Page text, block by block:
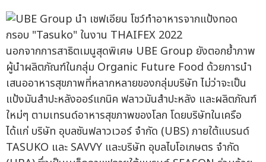
นอกจากการสาธิตเมนูสุดพิเศษ UBE Group ยังตอกย้ำภาพ
ผู้นำผลิตภัณฑ์ในกลุ่ม Organic Future Food ด้วยการนำ
เสนออาหารสุขภาพที่หลากหลายของกลุ่มบริษัท ไม่ว่าจะเป็น
แป้งมันสำปะหลังออร์แกนิค ฟลาวมันสำปะหลัง และผลิตภัณฑ์
ใหม่ๆ ตามเทรนด์อาหารสุขภาพของโลก โดยบริษัทในเครือ
ได้แก่ บริษัท อุบลซันฟลาวเวอร์ จำกัด (UBS) ภายใต้แบรนด์
TASUKO และ SAVVY และบริษัท อุบลไบโอเกษตร จำกัด